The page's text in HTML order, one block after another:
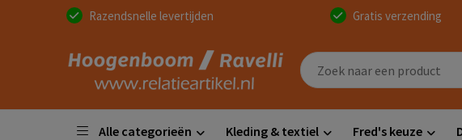
Razendsnelle levertijden Gratis verzending
Alle categorieën Kleding & textiel Fred's keuze